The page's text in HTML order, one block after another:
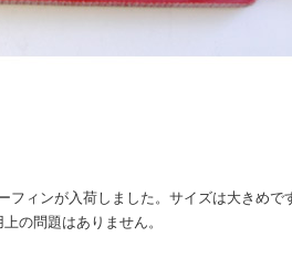
ィンが入荷しました。サイズは大きめで
の問題はありません。